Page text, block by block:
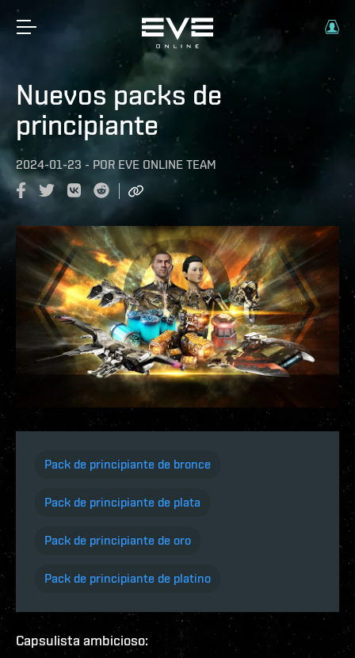
Nuevos packs de
principiante
2024-01-23 - POR EVE ONLINE TEAM
Pack de principiante de bronce
Pack de principiante de plata
Pack de principiante de oro
Pack de principiante de platino
Capsulista ambicioso: